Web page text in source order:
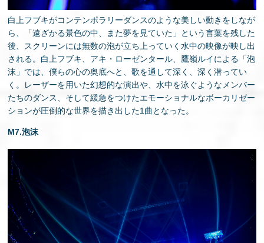
白上フブキがコンテンポラリーダンスのような美しい動きをしなが
ら、「遠ざかる景色の中、また夢を見ていた」という言葉を残した
後、スクリーンには無数の泡が立ち上っていく水中の映像が映し出
される。白上フブキ、アキ・ローゼンタール、鷹嶺ルイによる「泡
沫」では、僕らの心の奥底へと、歌を通して深く、深く潜ってい
く。レーザーを用いた幻想的な演出や、水中を泳ぐようなメンバー
たちのダンス、そして緩急をつけたエモーショナルなボーカリゼー
ションが圧倒的な世界を描き出した1曲となった。
M7.泡沫